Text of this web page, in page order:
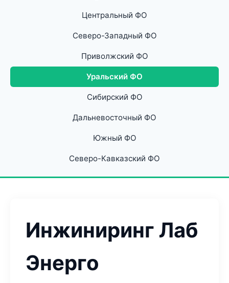
Центральный ФО
Северо-Западный ФО
Приволжский ФО
Уральский ФО
Сибирский ФО
Дальневосточный ФО
Южный ФО
Северо-Кавказский ФО
Инжиниринг Лаб
Энерго